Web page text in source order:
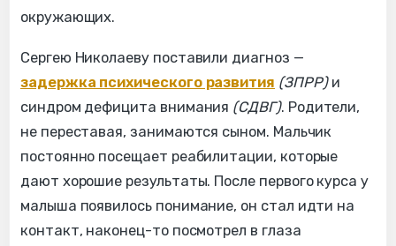
окружающих.
Сергею Николаеву поставили диагноз —
задержка психического развития (ЗПРР)и
синдром дефицита внимания (СДВГ). Родители,
не переставая, занимаются сыном. Мальчик
постоянно посещает реабилитации, которые
дают хорошие результаты. После первого курса у
малыша появилось понимание, он стал идти на
контакт, наконец-то посмотрел в глаза